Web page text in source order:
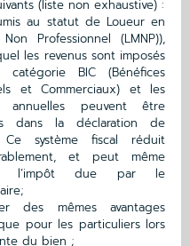
(liste non exhaustive) :
au statut de Loueur en
Professionnel (LMNP)),
les revenus sont imposés
catégorie BIC (Bénéfices
et Commerciaux) et les
annuelles peuvent être
dans la déclaration de
Ce système fiscal réduit
et peut même
l’impôt due par le
des mêmes avantages
pour les particuliers lors
du bien ;